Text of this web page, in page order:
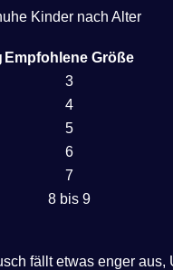
Kinder nach Alter
Empfohlene Größe
3
4
5
6
7
8 bis 9
fällt etwas enger aus,